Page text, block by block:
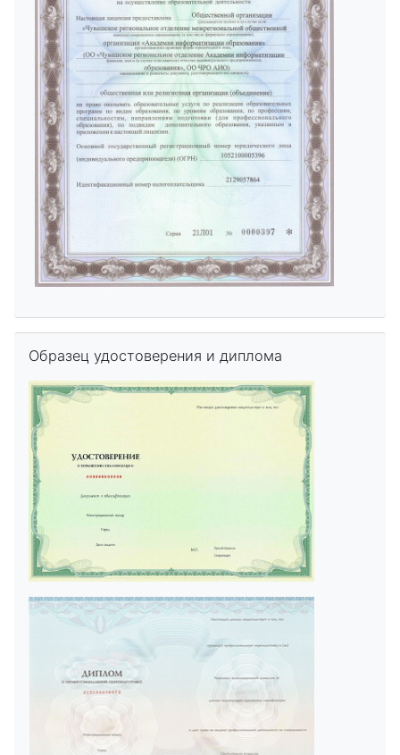
Образец удостоверения и диплома